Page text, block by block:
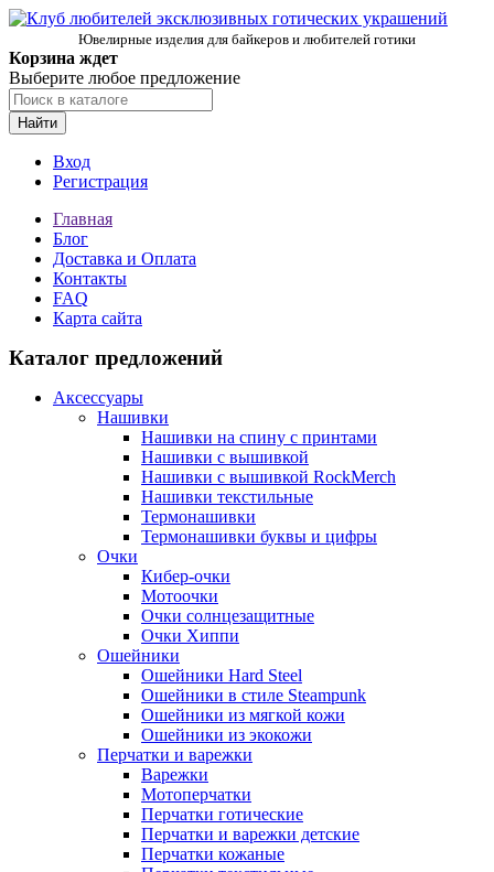
Ювелирные изделия для байкеров и любителей готики
Корзина ждет
Выберите любое предложение
Найти
Вход
Регистрация
Главная
Блог
Доставка и Оплата
Контакты
FAQ
Карта сайта
Каталог предложений
Аксессуары
Нашивки
Нашивки на спину с принтами
Нашивки с вышивкой
Нашивки с вышивкой RockMerch
Нашивки текстильные
Термонашивки
Термонашивки буквы и цифры
Очки
Кибер-очки
Мотоочки
Очки солнцезащитные
Очки Хиппи
Ошейники
Ошейники Hard Steel
Ошейники в стиле Steampunk
Ошейники из мягкой кожи
Ошейники из экокожи
Перчатки и варежки
Варежки
Мотоперчатки
Перчатки готические
Перчатки и варежки детские
Перчатки кожаные